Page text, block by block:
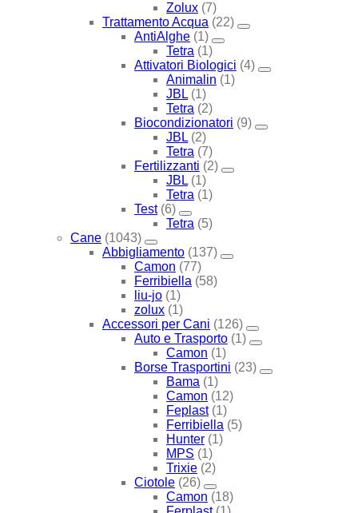
Zolux (7)
Trattamento Acqua (22)
AntiAlghe (1)
Tetra (1)
Attivatori Biologici (4)
Animalin (1)
JBL (1)
Tetra (2)
Biocondizionatori (9)
JBL (2)
Tetra (7)
Fertilizzanti (2)
JBL (1)
Tetra (1)
Test (6)
Tetra (5)
Cane (1043)
Abbigliamento (137)
Camon (77)
Ferribiella (58)
liu-jo (1)
zolux (1)
Accessori per Cani (126)
Auto e Trasporto (1)
Camon (1)
Borse Trasportini (23)
Bama (1)
Camon (12)
Feplast (1)
Ferribiella (5)
Hunter (1)
MPS (1)
Trixie (2)
Ciotole (26)
Camon (18)